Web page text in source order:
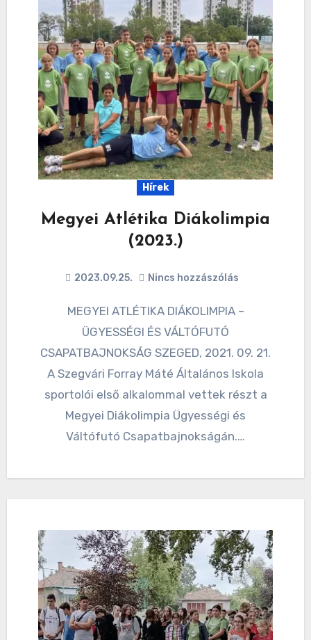
Hírek
Megyei Atlétika Diákolimpia
(2023.)
2023.09.25. Nincs hozzászólás
MEGYEI ATLÉTIKA DIÁKOLIMPIA –
ÜGYESSÉGI ÉS VÁLTÓFUTÓ
CSAPATBAJNOKSÁG SZEGED, 2021. 09. 21.
A Szegvári Forray Máté Általános Iskola
sportolói első alkalommal vettek részt a
Megyei Diákolimpia Ügyességi és
Váltófutó Csapatbajnokságán.…